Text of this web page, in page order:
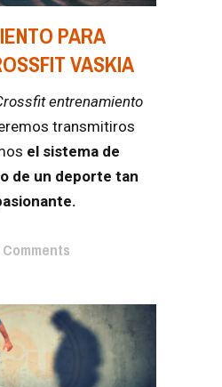
PARA
VASKIA
entrenamiento
transmitiros
el sistema de
de un deporte tan
Comments